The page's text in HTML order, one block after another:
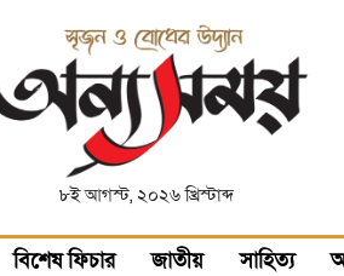
৮ই আগস্ট, ২০২৬ খ্রিস্টাব্দ
বিশেষ ফিচার জাতীয় সাহিত্য